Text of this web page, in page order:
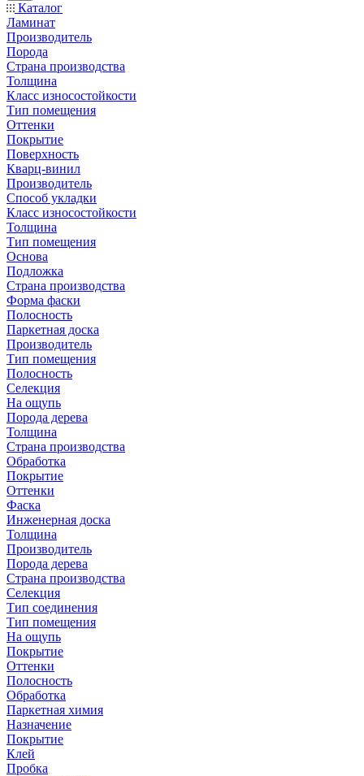
Каталог
Ламинат
Производитель
Порода
Страна производства
Толщина
Класс износостойкости
Тип помещения
Оттенки
Покрытие
Поверхность
Кварц-винил
Производитель
Способ укладки
Класс износостойкости
Толщина
Тип помещения
Основа
Подложка
Страна производства
Форма фаски
Полосность
Паркетная доска
Производитель
Тип помещения
Полосность
Селекция
На ощупь
Порода дерева
Толщина
Страна производства
Обработка
Покрытие
Оттенки
Фаска
Инженерная доска
Толщина
Производитель
Порода дерева
Страна производства
Селекция
Тип соединения
Тип помещения
На ощупь
Покрытие
Оттенки
Полосность
Обработка
Паркетная химия
Назначение
Покрытие
Клей
Пробка